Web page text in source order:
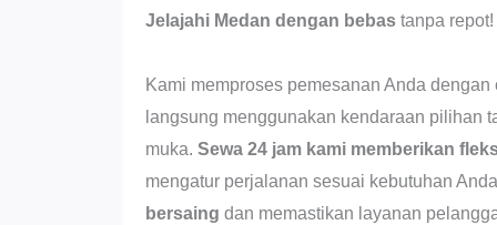
Jelajahi Medan dengan bebastanpa repot!
Kami memproses pemesanan Anda
langsung menggunakan kendaraan pilihan
muka. Sewa 24 jam kami memberikan
mengatur perjalanan sesuai kebutuhan
bersaing dan memastikan layanan